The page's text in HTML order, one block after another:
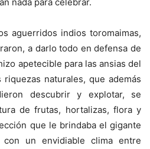
nada para celebrar.
aguerridos indios toromaimas,
a darlo todo en defensa de
apetecible para las ansias del
naturales, que además
descubrir y explotar, se
de frutas, hortalizas, flora y
que le brindaba el gigante
con un envidiable clima entre